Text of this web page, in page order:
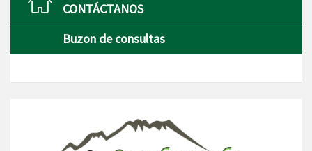
CONTÁCTANOS
Buzon de consultas